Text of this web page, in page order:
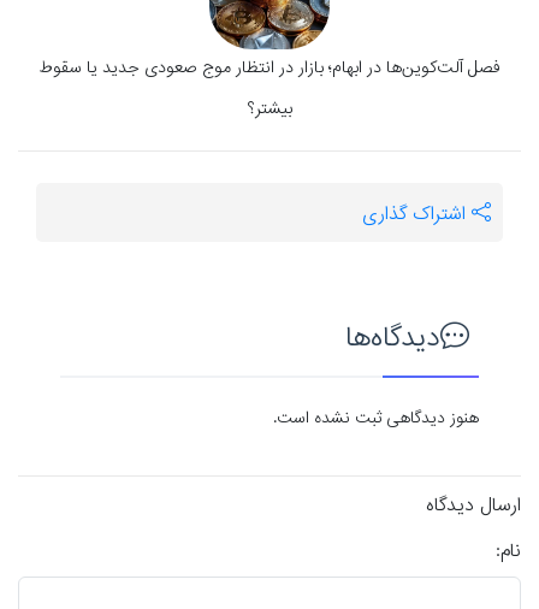
فصل آلت‌کوین‌ها در ابهام؛ بازار در انتظار موج صعودی جدید یا سقوط
بیشتر؟
اشتراک گذاری
دیدگاه‌ها
هنوز دیدگاهی ثبت نشده است.
ارسال دیدگاه
نام: